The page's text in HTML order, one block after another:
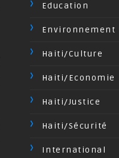
Education
Environnement
Haiti/Culture
Haiti/Economie
Haiti/Justice
Haiti/Sécurité
International